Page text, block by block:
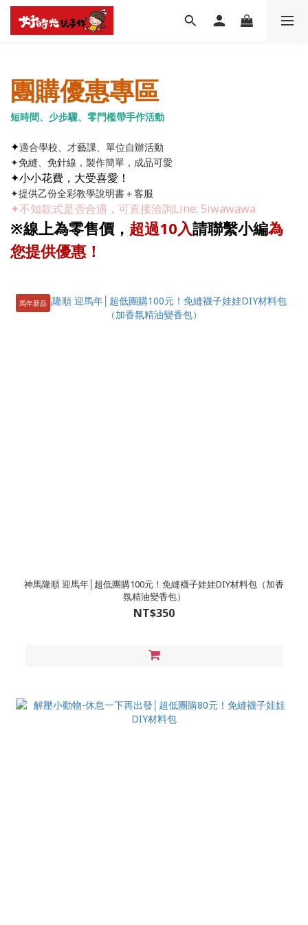
團購優惠專區
短時間、少步驟、零門檻帶手作活動
✦適合學校、才藝課、單位自辦活動
✦免縫、免針線，製作簡單，成品可愛
✦小小花費，大受喜愛！
✦提供乙份全彩教學說明書＋客服
✦不知款式是否合適，可直接洽詢Line: 5iwawawa
※線上為零售價 ， 超過10入請聯繫小編為
您提供優惠！
馬年新品
神馬隆順 迎馬年│超低團購100元！免縫襪子娃娃DIY材料包（加香
氛精油變香包）
NT$350